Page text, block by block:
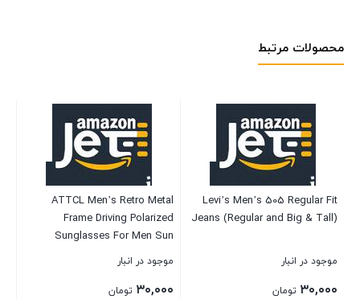
محصولات مرتبط
Levi’s Men’s 505 Regular Fit
Jeans (Regular and Big & Tall)
موجود در انبار
۳۰,۰۰۰ تومان
ATTCL Men’s Retro Metal
Frame Driving Polarized
Sunglasses For Men Sun
موجود در انبار
۳۰,۰۰۰ تومان